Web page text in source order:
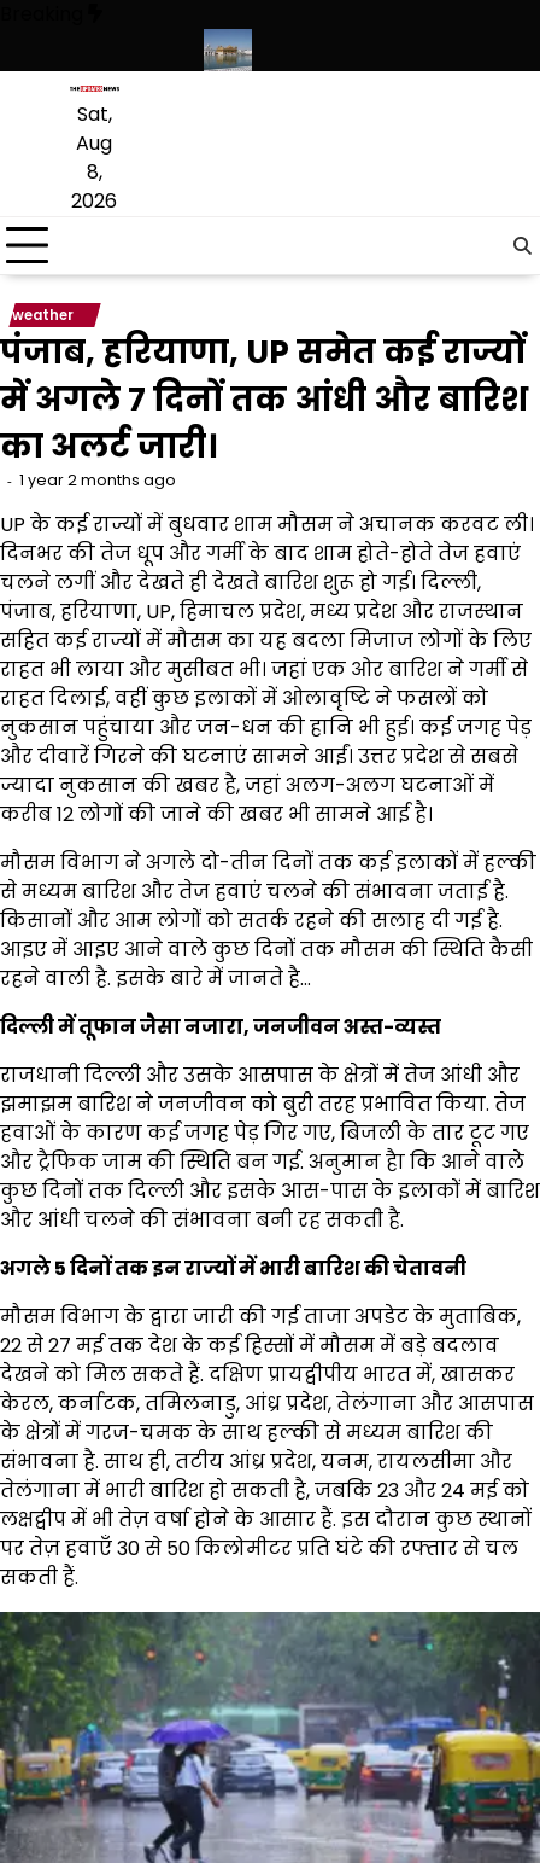
content
Sat,
Aug
8,
2026
weather
पंजाब, हरियाणा, UP समेत कई राज्यों
में अगले 7 दिनों तक आंधी और बारिश
का अलर्ट जारी।
1 year 2 months ago
UP के कई राज्यों में बुधवार शाम मौसम ने अचानक करवट ली।
दिनभर की तेज धूप और गर्मी के बाद शाम होते-होते तेज हवाएं
चलने लगीं और देखते ही देखते बारिश शुरू हो गई। दिल्ली,
पंजाब, हरियाणा, UP, हिमाचल प्रदेश, मध्य प्रदेश और राजस्थान
सहित कई राज्यों में मौसम का यह बदला मिजाज लोगों के लिए
राहत भी लाया और मुसीबत भी। जहां एक ओर बारिश ने गर्मी से
राहत दिलाई, वहीं कुछ इलाकों में ओलावृष्टि ने फसलों को
नुकसान पहुंचाया और जन-धन की हानि भी हुई। कई जगह पेड़
और दीवारें गिरने की घटनाएं सामने आईं। उत्तर प्रदेश से सबसे
ज्यादा नुकसान की खबर है, जहां अलग-अलग घटनाओं में
करीब 12 लोगों की जाने की खबर भी सामने आई है।
मौसम विभाग ने अगले दो-तीन दिनों तक कई इलाकों में हल्की
से मध्यम बारिश और तेज हवाएं चलने की संभावना जताई है.
किसानों और आम लोगों को सतर्क रहने की सलाह दी गई है.
आइए में आइए आने वाले कुछ दिनों तक मौसम की स्थिति कैसी
रहने वाली है. इसके बारे में जानते है…
दिल्ली में तूफान जैसा नजारा, जनजीवन अस्त-व्यस्त
राजधानी दिल्ली और उसके आसपास के क्षेत्रों में तेज आंधी और
झमाझम बारिश ने जनजीवन को बुरी तरह प्रभावित किया. तेज
हवाओं के कारण कई जगह पेड़ गिर गए, बिजली के तार टूट गए
और ट्रैफिक जाम की स्थिति बन गई. अनुमान हैा कि आने वाले
कुछ दिनों तक दिल्ली और इसके आस-पास के इलाकों में बारिश
और आंधी चलने की संभावना बनी रह सकती है.
अगले 5 दिनों तक इन राज्यों में भारी बारिश की चेतावनी
मौसम विभाग के द्वारा जारी की गई ताजा अपडेट के मुताबिक,
22 से 27 मई तक देश के कई हिस्सों में मौसम में बड़े बदलाव
देखने को मिल सकते हैं. दक्षिण प्रायद्वीपीय भारत में, खासकर
केरल, कर्नाटक, तमिलनाडु, आंध्र प्रदेश, तेलंगाना और आसपास
के क्षेत्रों में गरज-चमक के साथ हल्की से मध्यम बारिश की
संभावना है. साथ ही, तटीय आंध्र प्रदेश, यनम, रायलसीमा और
तेलंगाना में भारी बारिश हो सकती है, जबकि 23 और 24 मई को
लक्षद्वीप में भी तेज़ वर्षा होने के आसार हैं. इस दौरान कुछ स्थानों
पर तेज़ हवाएँ 30 से 50 किलोमीटर प्रति घंटे की रफ्तार से चल
सकती हैं.